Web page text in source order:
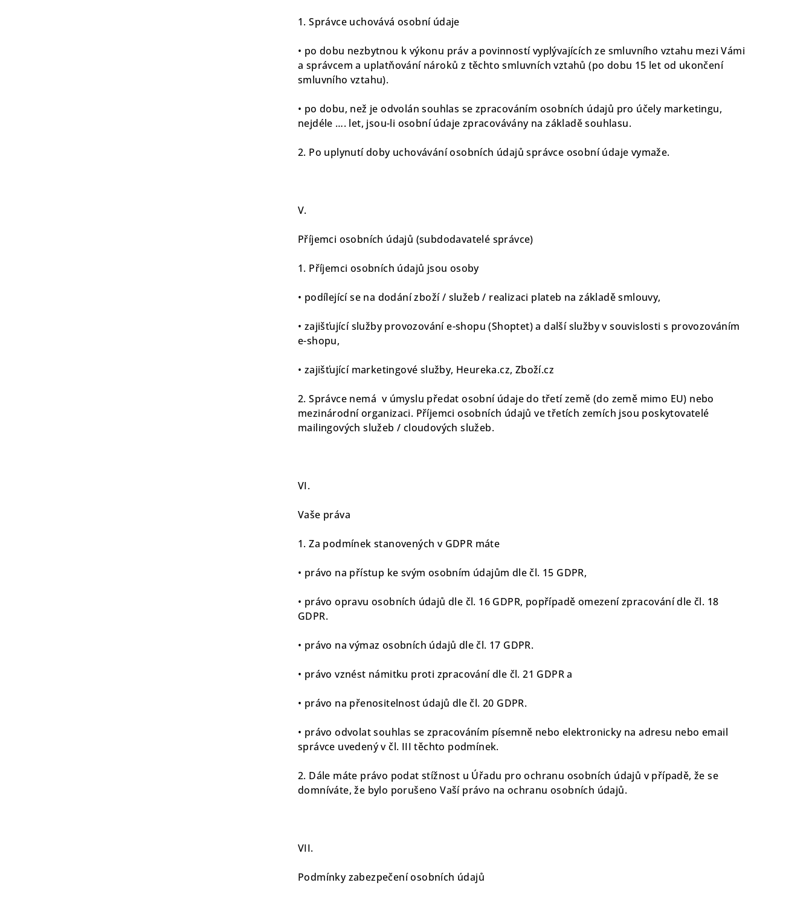
1. Správce uchovává osobní údaje
• po dobu nezbytnou k výkonu práv a povinností vyplývajících ze smluvního vztahu mezi Vámi
a správcem a uplatňování nároků z těchto smluvních vztahů (po dobu 15 let od ukončení
smluvního vztahu).
• po dobu, než je odvolán souhlas se zpracováním osobních údajů pro účely marketingu,
nejdéle …. let, jsou-li osobní údaje zpracovávány na základě souhlasu.
2. Po uplynutí doby uchovávání osobních údajů správce osobní údaje vymaže.
V.
Příjemci osobních údajů (subdodavatelé správce)
1. Příjemci osobních údajů jsou osoby
• podílející se na dodání zboží / služeb / realizaci plateb na základě smlouvy,
• zajišťující služby provozování e-shopu (Shoptet) a další služby v souvislosti s provozováním
e-shopu,
• zajišťující marketingové služby, Heureka.cz, Zboží.cz
2. Správce nemá v úmyslu předat osobní údaje do třetí země (do země mimo EU) nebo
mezinárodní organizaci. Příjemci osobních údajů ve třetích zemích jsou poskytovatelé
mailingových služeb / cloudových služeb.
VI.
Vaše práva
1. Za podmínek stanovených v GDPR máte
• právo na přístup ke svým osobním údajům dle čl. 15 GDPR,
• právo opravu osobních údajů dle čl. 16 GDPR, popřípadě omezení zpracování dle čl. 18
GDPR.
• právo na výmaz osobních údajů dle čl. 17 GDPR.
• právo vznést námitku proti zpracování dle čl. 21 GDPR a
• právo na přenositelnost údajů dle čl. 20 GDPR.
• právo odvolat souhlas se zpracováním písemně nebo elektronicky na adresu nebo email
správce uvedený v čl. III těchto podmínek.
2. Dále máte právo podat stížnost u Úřadu pro ochranu osobních údajů v případě, že se
domníváte, že bylo porušeno Vaší právo na ochranu osobních údajů.
VII.
Podmínky zabezpečení osobních údajů